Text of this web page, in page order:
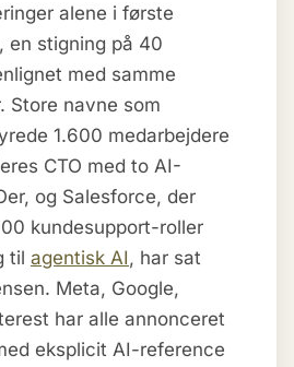
alene i første
en stigning på 40
med samme
Store navne som
1.600 medarbejdere
CTO med to AI-
og Salesforce, der
kundesupport-roller
til agentisk AI , har sat
Meta, Google,
har alle annonceret
eksplicit AI-reference